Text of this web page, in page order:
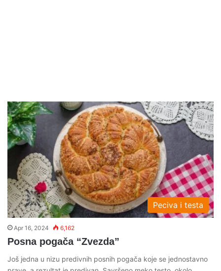
Peciva i testa
Apr 16, 2024 6,162
Posna pogača “Zvezda”
Još jedna u nizu predivnih posnih pogača koje se jednostavno